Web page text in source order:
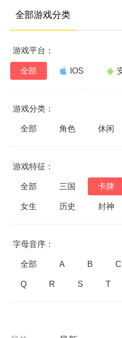
全部游戏分类
游戏平台：
全部 IOS
游戏分类：
全部 角色 休闲
游戏特征：
全部 三国 卡牌
女生 历史 封神
字母音序：
全部 A B C
Q R S T